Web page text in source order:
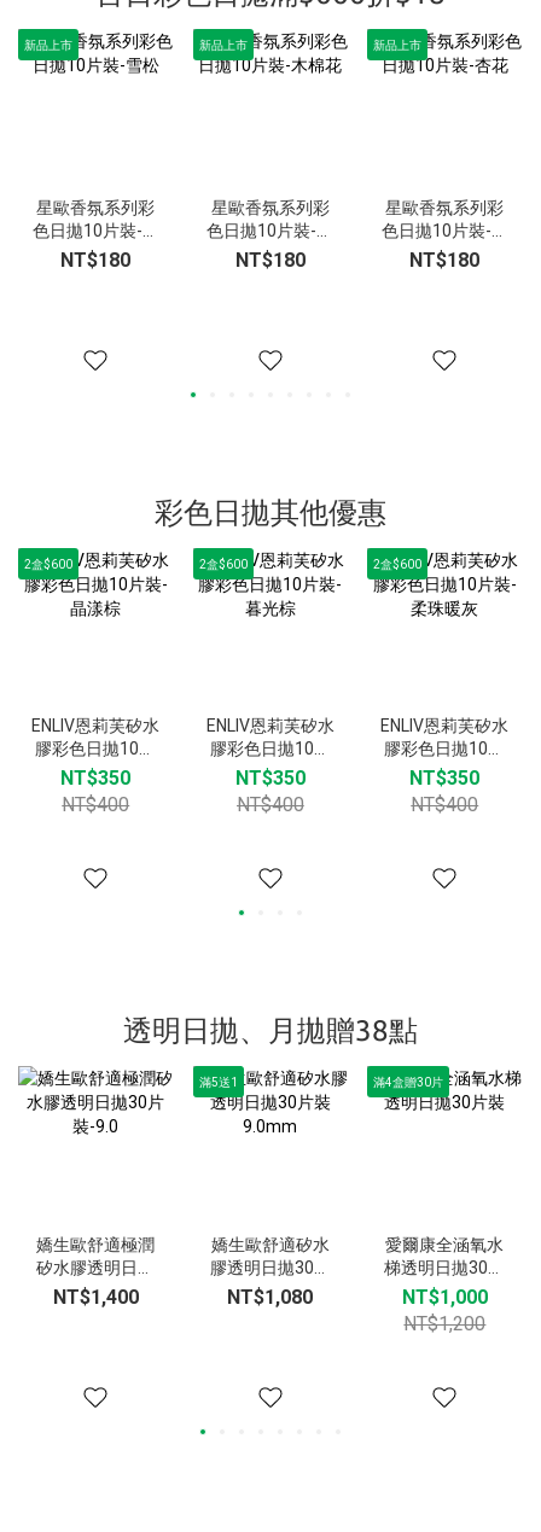
新品上市
星歐香氛系列彩
色日拋10片裝-雪
松
NT$180
新品上市
星歐香氛系列彩
色日拋10片裝-木
棉花
NT$180
新品上市
星歐香氛系列彩
色日拋10片裝-杏
花
NT$180
彩色日拋其他優惠
2盒$600
ENLIV恩莉芙矽水
膠彩色日拋10片
裝-晶漾棕
NT$350
NT$400
2盒$600
ENLIV恩莉芙矽水
膠彩色日拋10片
裝-暮光棕
NT$350
NT$400
2盒$600
ENLIV恩莉芙矽水
膠彩色日拋10片
裝-柔珠暖灰
NT$350
NT$400
透明日拋、月拋贈38點
嬌生歐舒適極潤
矽水膠透明日拋
30片裝-9.0
NT$1,400
滿5送1
嬌生歐舒適矽水
膠透明日拋30片
裝9.0mm
NT$1,080
滿4盒贈30片
愛爾康全涵氧水
梯透明日拋30片
裝
NT$1,000
NT$1,200